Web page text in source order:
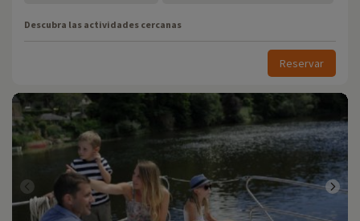
Descubra las actividades cercanas
Reservar